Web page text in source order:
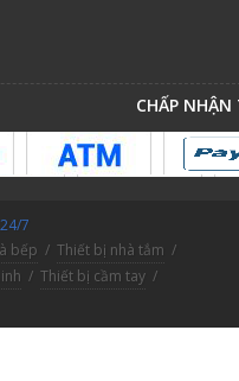
CHẤP
7
bếp / Thiết bị nhà tắm /
/ Thiết bị cầm tay /